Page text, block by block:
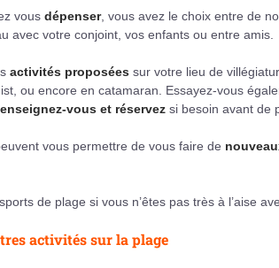
vous dépenser, vous avez le choix entre de
avec votre conjoint, vos enfants ou entre amis.
activités proposées sur votre lieu de
ou encore en catamaran. Essayez-vous
vous et réservez si besoin avant de
vous permettre de vous faire de
de plage si vous n’êtes pas très à l’aise
activités sur la plage